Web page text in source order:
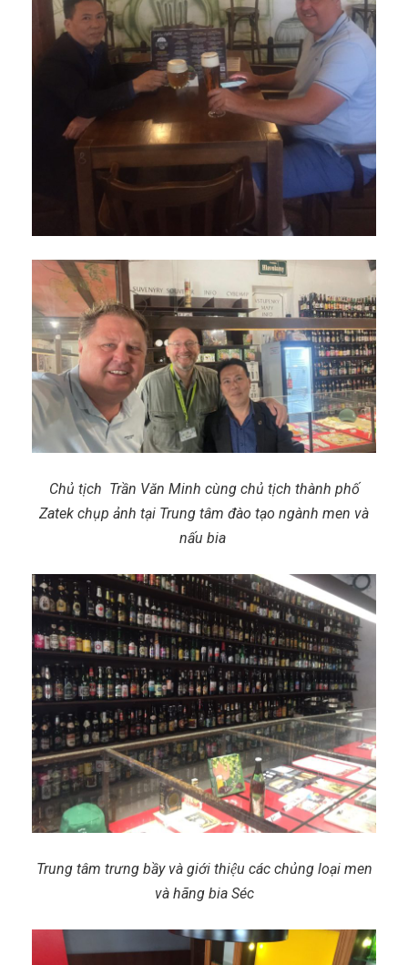
Chủ tịch Trần Văn Minh cùng chủ tịch thành phố
Zatek chụp ảnh tại Trung tâm đào tạo ngành men và
nấu bia
Trung tâm trưng bầy và giới thiệu các chủng loại men
và hãng bia Séc